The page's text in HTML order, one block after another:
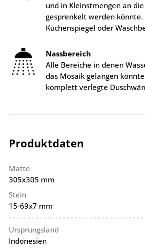
und in Kleinstmengen an
gesprenkelt werden könnte.
Küchenspiegel oder
Nassbereich
Alle Bereiche in denen
das Mosaik gelangen
komplett verlegte
Produktdaten
Matte
305x305 mm
Stein
15-69x7 mm
Ursprungsland
Indonesien